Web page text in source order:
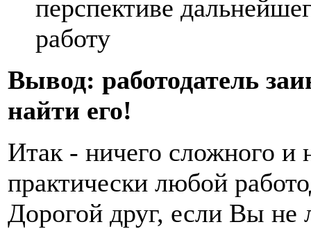
перспективе
работу
Вывод: работодатель
найти его!
Итак - ничего сложного и
практически любой
Дорогой друг, если Вы не